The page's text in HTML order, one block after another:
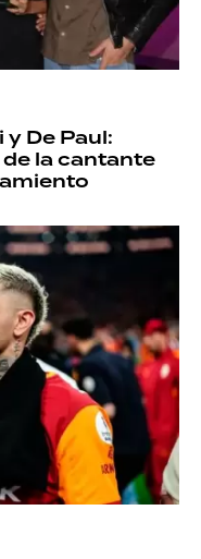
De Paul:
la cantante